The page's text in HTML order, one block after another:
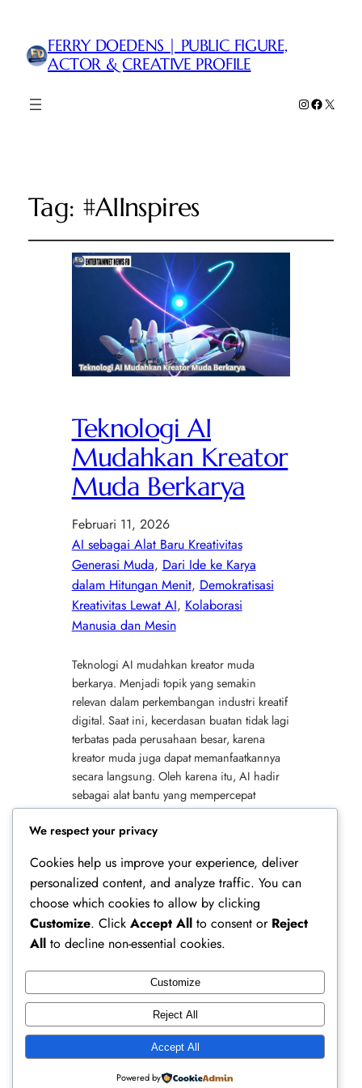
FERRY DOEDENS | PUBLIC FIGURE,
ACTOR & CREATIVE PROFILE
Instagram
Facebook
X
Tag: #AIInspires
Teknologi AI
Mudahkan Kreator
Muda Berkarya
Februari 11, 2026
AI sebagai Alat Baru Kreativitas
Generasi Muda, Dari Ide ke Karya
dalam Hitungan Menit, Demokratisasi
Kreativitas Lewat AI, Kolaborasi
Manusia dan Mesin
Teknologi AI mudahkan kreator muda
berkarya. Menjadi topik yang semakin
relevan dalam perkembangan industri kreatif
digital. Saat ini, kecerdasan buatan tidak lagi
terbatas pada perusahaan besar, karena
kreator muda juga dapat memanfaatkannya
secara langsung. Oleh karena itu, AI hadir
sebagai alat bantu yang mempercepat
proses ide, produksi, hingga distribusi
karya. Selain itu, teknologi ini membuka…
Ferry Doedens | Public Figure, Actor & Creative
Profile
Instagram
Facebook
X
We respect your privacy
Cookies help us improve your experience, deliver
personalized content, and analyze traffic. You can
choose which cookies to allow by clicking
Customize. Click Accept All to consent or Reject
All to decline non-essential cookies.
Customize
Reject All
Accept All
Powered by